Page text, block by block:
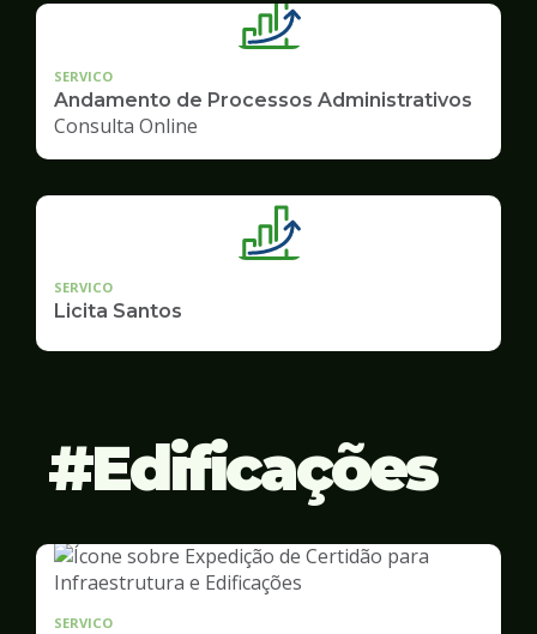
SERVICO
Andamento de Processos Administrativos
Consulta Online
SERVICO
Licita Santos
Edificações
SERVICO